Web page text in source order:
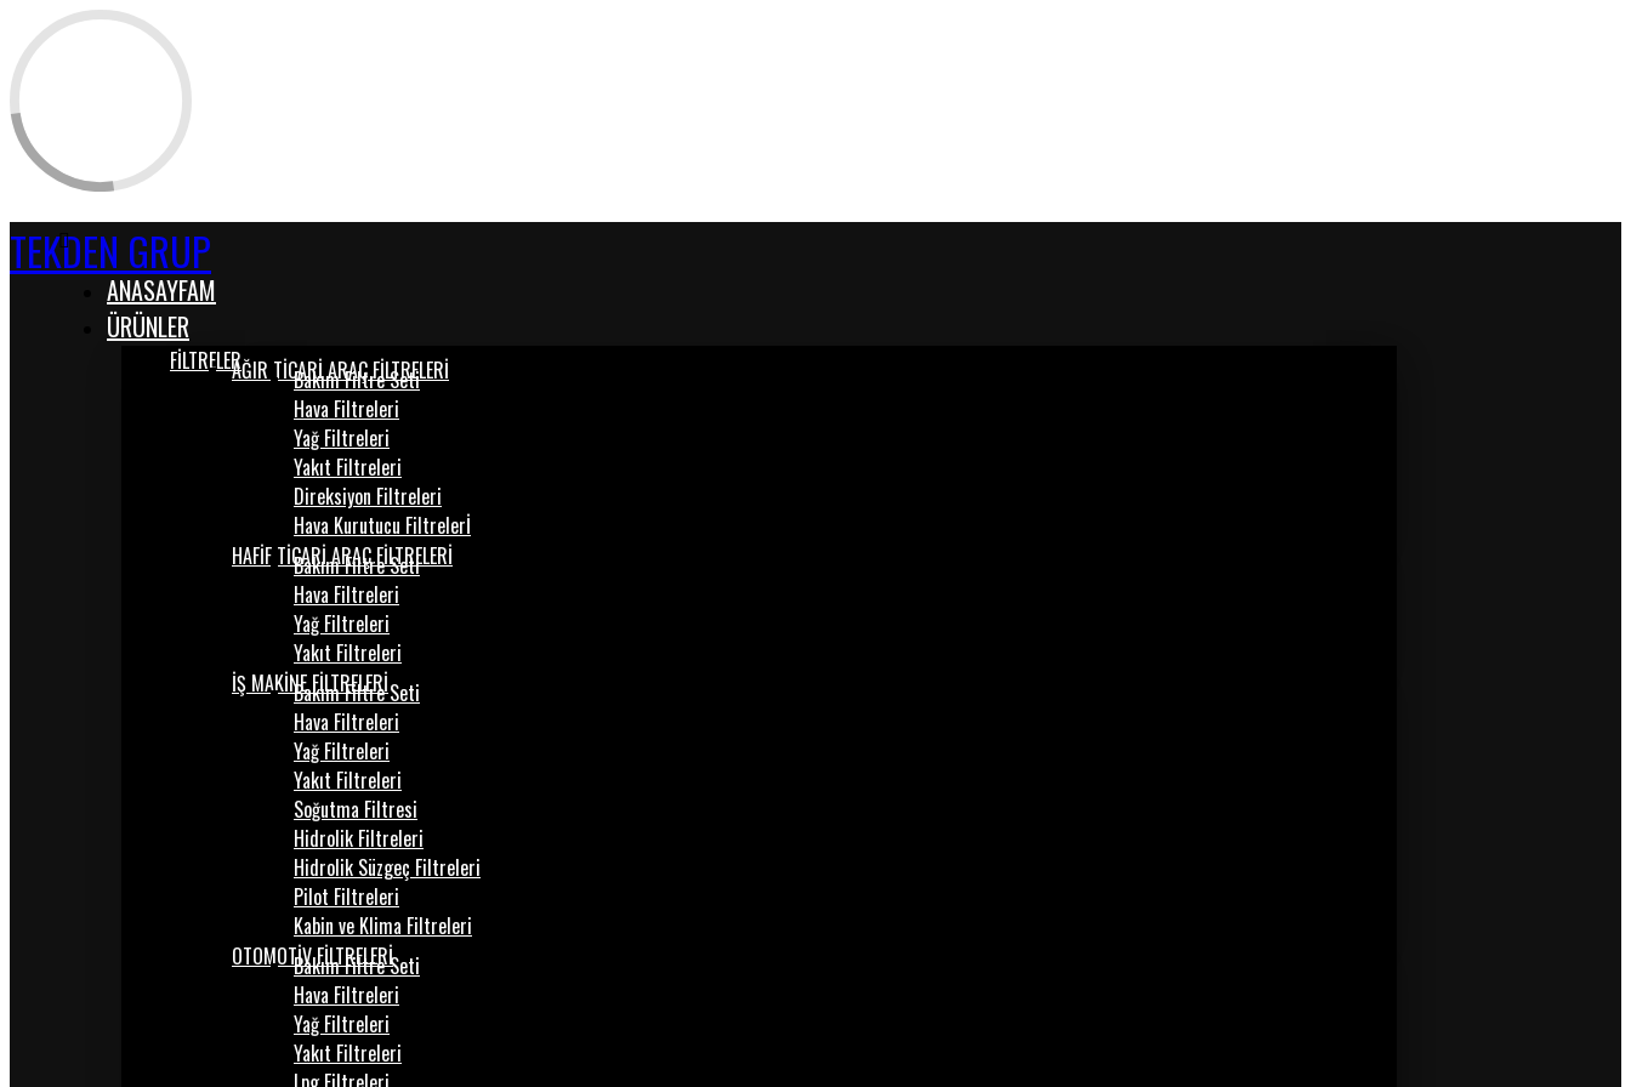
TEKDEN GRUP
ANASAYFAM
ÜRÜNLER
FİLTRELERAĞIR TİCARİ ARAÇ FİLTRELERİ
Bakım Filtre Seti
Hava Filtreleri
Yağ Filtreleri
Yakıt Filtreleri
Direksiyon Filtreleri
Hava Kurutucu Filtrelerİ
HAFİF TİCARİ ARAÇ FİLTRELERİ
Bakım Filtre Seti
Hava Filtreleri
Yağ Filtreleri
Yakıt Filtreleri
İŞ MAKİNE FİLTRELERİ
Bakım Filtre Seti
Hava Filtreleri
Yağ Filtreleri
Yakıt Filtreleri
Soğutma Filtresi
Hidrolik Filtreleri
Hidrolik Süzgeç Filtreleri
Pilot Filtreleri
Kabin ve Klima Filtreleri
OTOMOTİV FİLTRELERİ
Bakım Filtre Seti
Hava Filtreleri
Yağ Filtreleri
Yakıt Filtreleri